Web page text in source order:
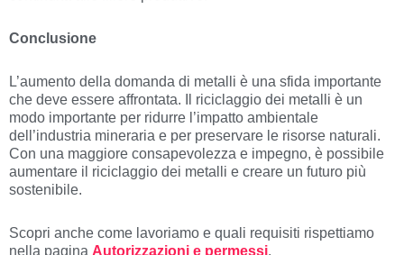
Conclusione
L’aumento della domanda di metalli è una sfida importante
che deve essere affrontata. Il riciclaggio dei metalli è un
modo importante per ridurre l’impatto ambientale
dell’industria mineraria e per preservare le risorse naturali.
Con una maggiore consapevolezza e impegno, è possibile
aumentare il riciclaggio dei metalli e creare un futuro più
sostenibile.
Scopri anche come lavoriamo e quali requisiti rispettiamo
nella pagina Autorizzazioni e permessi.